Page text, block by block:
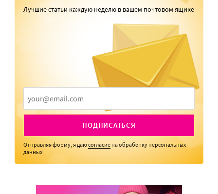
Лучшие статьи каждую неделю в вашем почтовом ящике
ПОДПИСАТЬСЯ
Отправляя форму, я даюсогласие на обработку персональных
данных